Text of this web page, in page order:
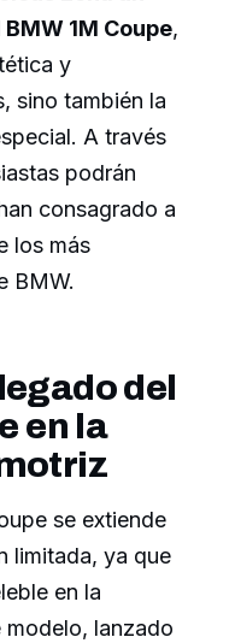
1M Coupe,
y
sino también la
A través
podrán
consagrado a
los más
BMW.
del
en la
se extiende
limitada, ya que
en la
modelo, lanzado